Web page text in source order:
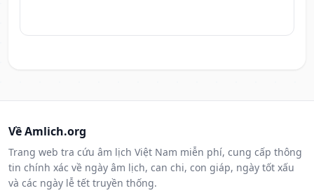
Về Amlich.org
Trang web tra cứu âm lịch Việt Nam miễn phí, cung cấp thông
tin chính xác về ngày âm lịch, can chi, con giáp, ngày tốt xấu
và các ngày lễ tết truyền thống.